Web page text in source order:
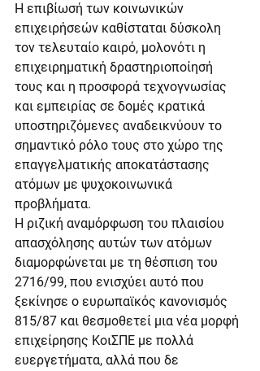
Η επιβίωσή των κοινωνικών
επιχειρήσεών καθίσταται δύσκολη
τον τελευταίο καιρό, μολονότι η
επιχειρηματική δραστηριοποίησή
τους και η προσφορά τεχνογνωσίας
και εμπειρίας σε δομές κρατικά
υποστηριζόμενες αναδεικνύουν το
σημαντικό ρόλο τους στο χώρο της
επαγγελματικής αποκατάστασης
ατόμων με ψυχοκοινωνικά
προβλήματα.
Η ριζική αναμόρφωση του πλαισίου
απασχόλησης αυτών των ατόμων
διαμορφώνεται με τη θέσπιση του
2716/99, που ενισχύει αυτό που
ξεκίνησε ο ευρωπαϊκός κανονισμός
815/87 και θεσμοθετεί μια νέα μορφή
επιχείρησης ΚοιΣΠΕ με πολλά
ευεργετήματα, αλλά που δε